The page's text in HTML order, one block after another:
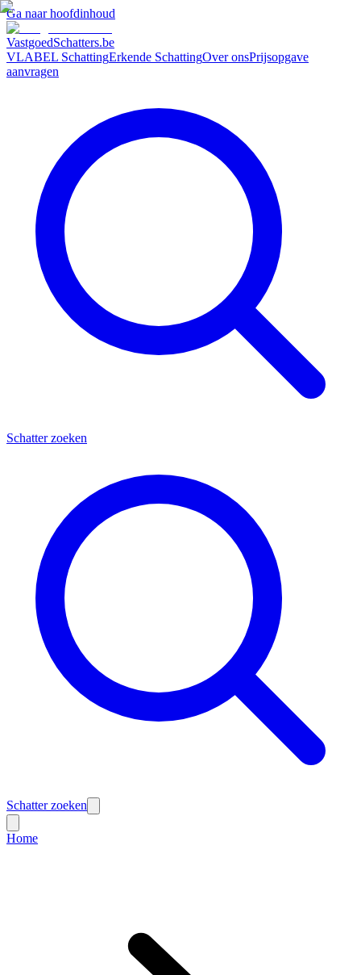
Ga naar hoofdinhoud
VastgoedSchatters.be
VLABEL SchattingErkende SchattingOver onsPrijsopgave
aanvragen
Schatter zoeken
Schatter zoeken
Home